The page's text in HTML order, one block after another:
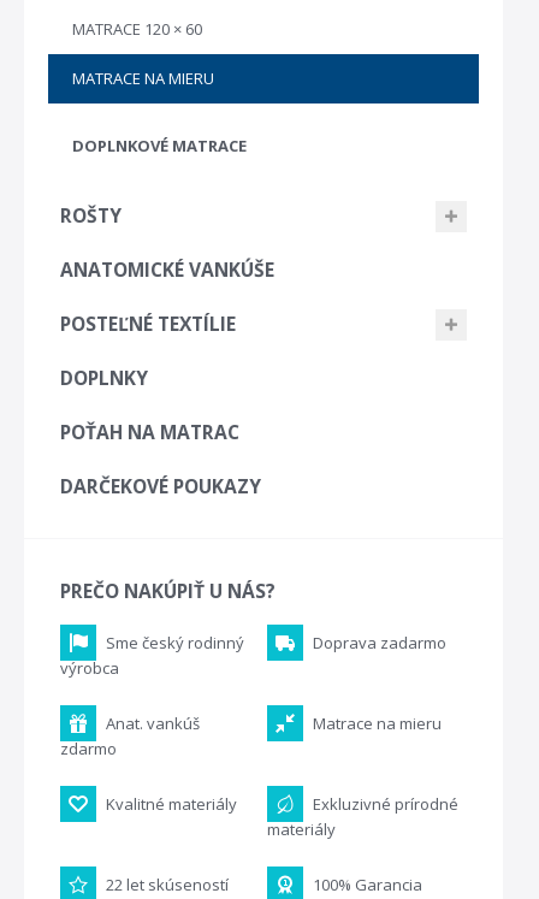
MATRACE 120 × 60
MATRACE NA MIERU
DOPLNKOVÉ MATRACE
ROŠTY
ANATOMICKÉ VANKÚŠE
POSTEĽNÉ TEXTÍLIE
DOPLNKY
POŤAH NA MATRAC
DARČEKOVÉ POUKAZY
PREČO NAKÚPIŤ U NÁS?
Sme český rodinný
výrobca
Doprava zadarmo
Anat. vankúš
zdarmo
Matrace na mieru
Kvalitné materiály
Exkluzivné prírodné
materiály
22 let skúseností
100% Garancia